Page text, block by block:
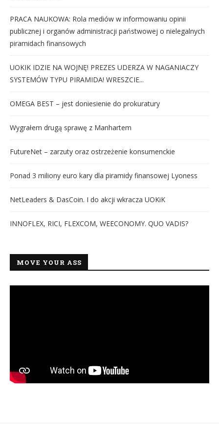
PRACA NAUKOWA: Rola mediów w informowaniu opinii
publicznej i organów administracji państwowej o nielegalnych
piramidach finansowych
UOKIK IDZIE NA WOJNĘ! PREZES UDERZA W NAGANIACZY
SYSTEMÓW TYPU PIRAMIDA! WRESZCIE...
OMEGA BEST – jest doniesienie do prokuratury
Wygrałem drugą sprawę z Manhartem
FutureNet – zarzuty oraz ostrzeżenie konsumenckie
Ponad 3 miliony euro kary dla piramidy finansowej Lyoness
NetLeaders & DasCoin. I do akcji wkracza UOKiK
INNOFLEX, RICI, FLEXCOM, WEECONOMY. QUO VADIS?
MOVE YOUR ASS